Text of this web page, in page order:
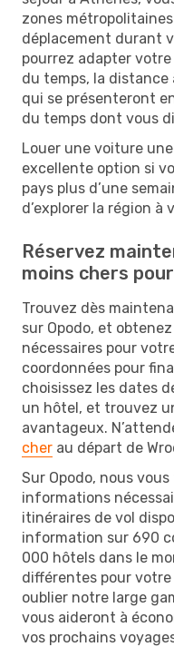
zones
déplacement durant
pourrez adapter
du temps, la
qui se présenteront
du temps dont vous
Louer une voiture
excellente option si
pays plus d’une
d’explorer la région à
Réservez
moins chers
Trouvez dès
sur Opodo, et
nécessaires pour
coordonnées pour
choisissez les dates
un hôtel, et trouvez
avantageux.
cher au départ de
Sur Opodo, nous
informations
itinéraires de vol
information sur 690
000 hôtels dans le
différentes pour
oublier notre large
vous aideront à
vos prochains